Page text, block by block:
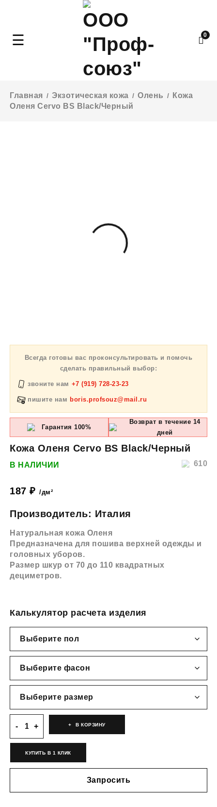
0
Главная / Экзотическая кожа / Олень /
Кожа
Оленя Cervo BS Black/Черный
Всегда готовы вас проконсультировать и помочь
сделать правильный выбор:
звоните нам +7 (919) 728-23-23
пишите нам boris.profsouz@mail.ru
Гарантия 100%
Возврат в течение 14
дней
Кожа Оленя Cervo BS Black/Черный
610
В НАЛИЧИИ
187 ₽ /дм²
Производитель: Италия
Натуральная кожа Оленя
Предназначена для пошива верхней одежды и
головных уборов.
Размер шкур от 70 до 110 квадратных
дециметров.
Калькулятор расчета изделия
В КОРЗИНУ
КУПИТЬ В 1 КЛИК
Запросить